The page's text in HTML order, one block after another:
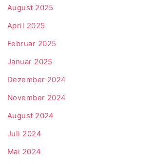
August 2025
April 2025
Februar 2025
Januar 2025
Dezember 2024
November 2024
August 2024
Juli 2024
Mai 2024